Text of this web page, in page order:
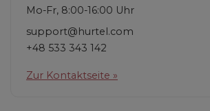
Mo-Fr, 8:00-16:00 Uhr
support@hurtel.com
+48 533 343 142
Zur Kontaktseite »